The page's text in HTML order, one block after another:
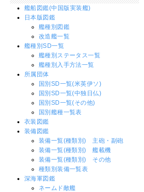
艦船図鑑(中国版実装艦)
日本版図鑑
艦種別図鑑
改造艦一覧
艦種別SD一覧
艦種別ステータス一覧
艦種別入手方法一覧
所属団体
国別SD一覧(米英伊ソ)
国別SD一覧(中独日仏)
国別SD一覧(その他)
国別艦種一覧表
衣装図鑑
装備図鑑
装備一覧(種類別) 主砲・副砲
装備一覧(種類別) 艦載機
装備一覧(種類別) その他
種類別装備一覧表
深海軍図鑑
ネームド敵艦